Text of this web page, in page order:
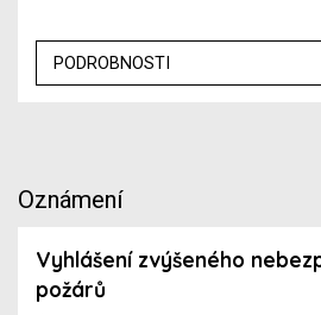
PODROBNOSTI
Oznámení
Vyhlášení zvýšeného
požárů